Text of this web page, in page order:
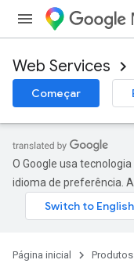
Web Services
Começar
O Google usa
idioma de preferência.
Página inicial Produtos